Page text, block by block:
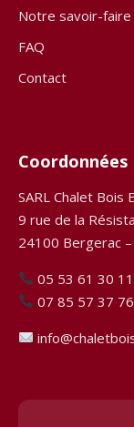
Notre savoir-faire
FAQ
Contact
Coordonnées
SARL Chalet Bois
9 rue de la
24100 Bergerac –
05 53 61 30 11
07 85 57 37 76